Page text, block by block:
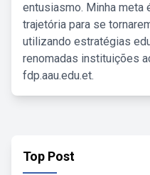
entusiasmo. Minha meta
trajetória para se
utilizando estratégias
renomadas instituições
fdp.aau.edu.et.
Top Post